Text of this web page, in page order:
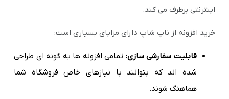
اینترنتی برطرف می کند.
خرید افزونه از ناپ شاپ دارای مزایای بسیاری است:
قابلیت سفارشی سازی: تمامی افزونه ها به گونه ای طراحی
شده اند که بتوانند با نیازهای خاص فروشگاه شما
هماهنگ شوند.